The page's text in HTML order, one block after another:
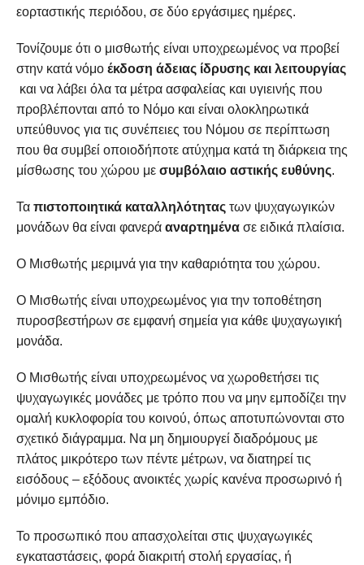
εορταστικής περιόδου, σε δύο εργάσιμες ημέρες.
Τονίζουμε ότι ο μισθωτής είναι υποχρεωμένος να προβεί
στην κατά νόμο έκδοση άδειας ίδρυσης και λειτουργίας
και να λάβει όλα τα μέτρα ασφαλείας και υγιεινής που
προβλέπονται από το Νόμο και είναι ολοκληρωτικά
υπεύθυνος για τις συνέπειες του Νόμου σε περίπτωση
που θα συμβεί οποιοδήποτε ατύχημα κατά τη διάρκεια της
μίσθωσης του χώρου με συμβόλαιο αστικής ευθύνης.
Τα πιστοποιητικά καταλληλότηταςτων ψυχαγωγικών
μονάδων θα είναι φανερά αναρτημένασε ειδικά πλαίσια.
Ο Μισθωτής μεριμνά για την καθαριότητα του χώρου.
Ο Μισθωτής είναι υποχρεωμένος για την τοποθέτηση
πυροσβεστήρων σε εμφανή σημεία για κάθε ψυχαγωγική
μονάδα.
Ο Μισθωτής είναι υποχρεωμένος να χωροθετήσει τις
ψυχαγωγικές μονάδες με τρόπο που να μην εμποδίζει την
ομαλή κυκλοφορία του κοινού, όπως αποτυπώνονται στο
σχετικό διάγραμμα. Να μη δημιουργεί διαδρόμους με
πλάτος μικρότερο των πέντε μέτρων, να διατηρεί τις
εισόδους – εξόδους ανοικτές χωρίς κανένα προσωρινό ή
μόνιμο εμπόδιο.
Το προσωπικό που απασχολείται στις ψυχαγωγικές
εγκαταστάσεις, φορά διακριτή στολή εργασίας, ή